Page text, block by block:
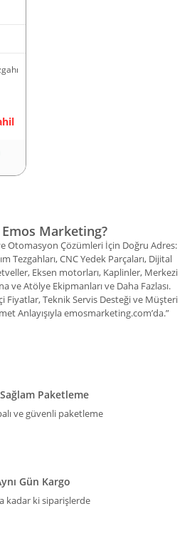
Marketing?
Otomasyon Çözümleri İçin Doğru Adres:
Tezgahları, CNC Yedek Parçaları, Dijital
Eksen motorları, Kaplinler, Merkezi
ve Atölye Ekipmanları ve Daha Fazlası.
Fiyatlar, Teknik Servis Desteği ve Müşteri
Anlayışıyla emosmarketing.com’da.”
Sağlam Paketleme
ve güvenli paketleme
Gün Kargo
kadar ki siparişlerde